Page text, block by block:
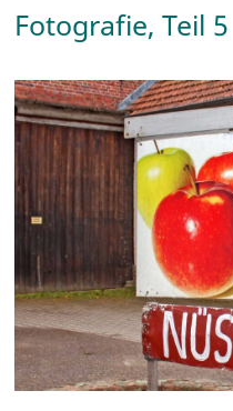
Fotografie, Teil 5